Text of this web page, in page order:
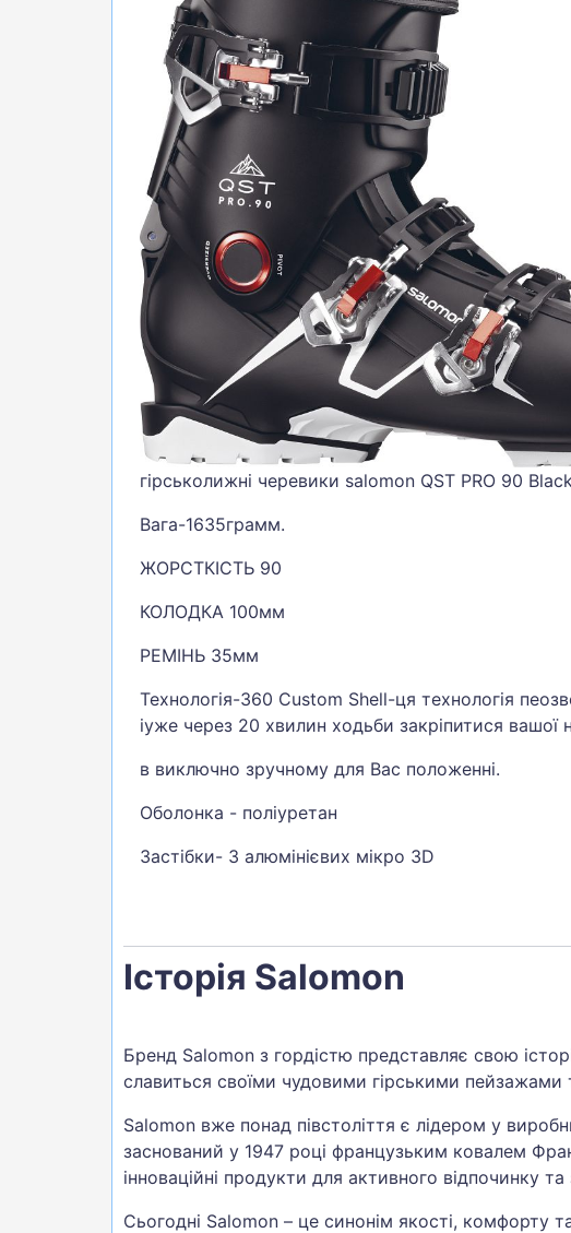
БІГ, ФІТНЕС, М'ЯЧІ
ВЕЛОСИПЕДИ
САМОКАТИ
ТЕНІС, БАДМІНТОН
ВОДНІ ВИДИ СПОРТУ
ТУРИЗМ
гірськолижні черевики salomon QST PRO 90
Вага-1635грамм.
ЖОРСТКІСТЬ 90
КОЛОДКА 100мм
РЕМІНЬ 35мм
Технологія-360 Custom Shell-ця технологія
іуже через 20 хвилин ходьби закріпитися вашої
в виключно зручному для Вас положенні.
Оболонка - поліуретан
Застібки- 3 алюмінієвих мікро 3D
Історія Salomon
Бренд Salomon з гордістю представляє свою
славиться своїми чудовими гірськими
Salomon вже понад півстоліття є лідером у
заснований у 1947 році французьким ковалем
інноваційні продукти для активного відпочинку
Сьогодні Salomon – це синонім якості, комфорту